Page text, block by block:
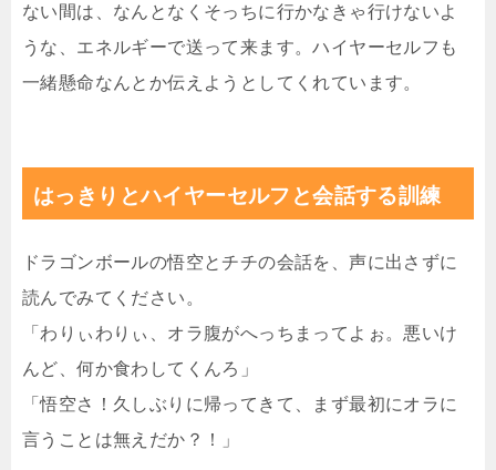
ない間は、なんとなくそっちに行かなきゃ行けないよ
うな、エネルギーで送って来ます。ハイヤーセルフも
一緒懸命なんとか伝えようとしてくれています。
はっきりとハイヤーセルフと会話する訓練
ドラゴンボールの悟空とチチの会話を、声に出さずに
読んでみてください。
「わりぃわりぃ、オラ腹がへっちまってよぉ。悪いけ
んど、何か食わしてくんろ」
「悟空さ！久しぶりに帰ってきて、まず最初にオラに
言うことは無えだか？！」